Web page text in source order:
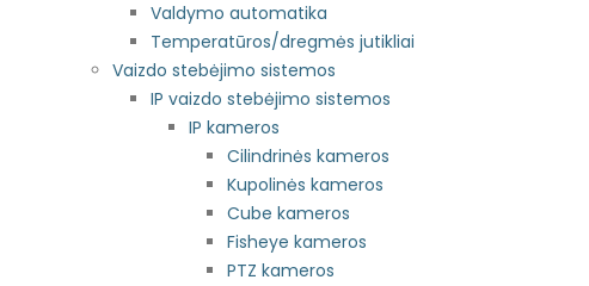
Valdymo automatika
Temperatūros/dregmės jutikliai
Vaizdo stebėjimo sistemos
IP vaizdo stebėjimo sistemos
IP kameros
Cilindrinės kameros
Kupolinės kameros
Cube kameros
Fisheye kameros
PTZ kameros